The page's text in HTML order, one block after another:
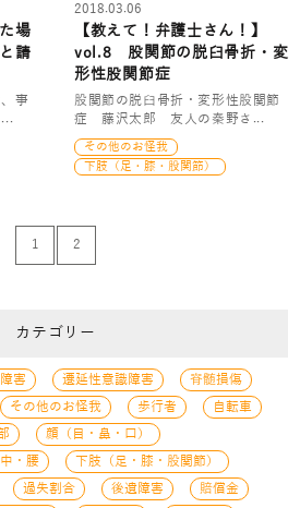
場
請
事
2018.03.06
【教えて！弁護士さん！】
vol.8 股関節の脱臼骨折・変
形性股関節症
股関節の脱臼骨折・変形性股関節
症 藤沢太郎 友人の秦野さ...
その他のお怪我
下肢（足・膝・股関節）
1 2
カテゴリー
害 遷延性意識障害
脊髄損傷
その他のお怪我 歩行者
自転車
顔（目・鼻・口）
・腰
下肢（足・膝・股関節）
過失割合 後遺障害
賠償金